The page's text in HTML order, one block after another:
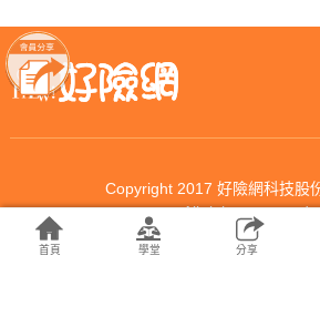
Copyright 2017 好險網科技股
All rights reserved.